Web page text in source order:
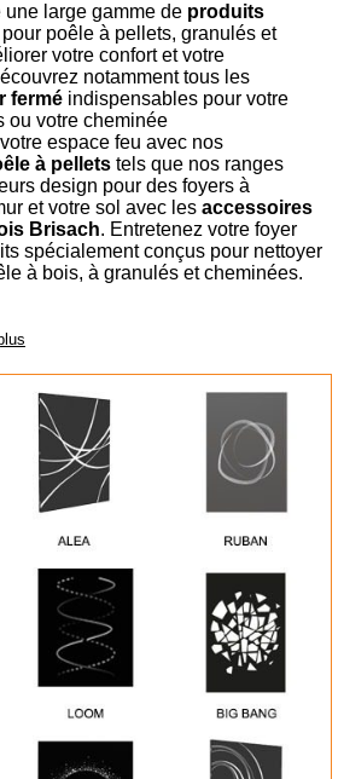
large gamme de produits
pour poêle à pellets, granulés et
votre confort et votre
notamment tous les
fermé indispensables pour votre
ou votre cheminée
espace feu avec nos
à pellets tels que nos ranges
design pour des foyers à
et votre sol avec les accessoires
Brisach. Entretenez votre foyer
spécialement conçus pour nettoyer
à bois, à granulés et cheminées.